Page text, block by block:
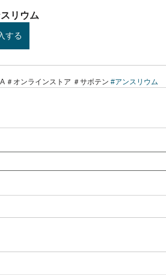
リウム
する
＃オンラインストア ＃サボテン #アンスリウム